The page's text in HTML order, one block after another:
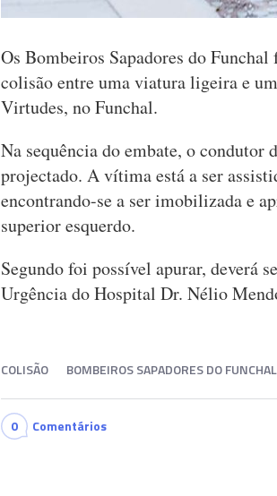
Os Bombeiros Sapadores do
colisão entre uma viatura ligeira e
Virtudes, no Funchal.
Na sequência do embate, o condutor
projectado. A vítima está a ser
encontrando-se a ser imobilizada e
superior esquerdo.
Segundo foi possível apurar, deverá
Urgência do Hospital Dr. Nélio
COLISÃO BOMBEIROS SAPADORES DO FUNCHAL
0 Comentários